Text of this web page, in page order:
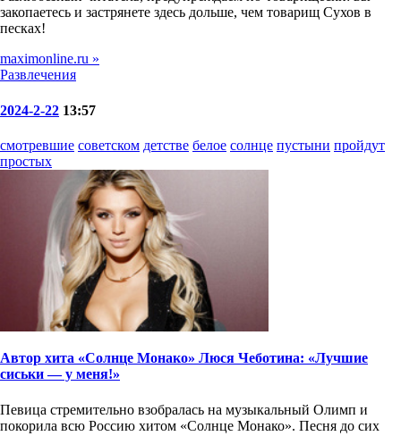
закопаетесь и застрянете здесь дольше, чем товарищ Сухов в
песках!
maximonline.ru »
Развлечения
2024-2-22 13:57
смотревшие советском детстве белое солнце пустыни пройдут
простых
Автор хита «Солнце Монако» Люся Чеботина: «Лучшие
сиськи — у меня!»
Певица стремительно взобралась на музыкальный Олимп и
покорила всю Россию хитом «Солнце Монако». Песня до сих